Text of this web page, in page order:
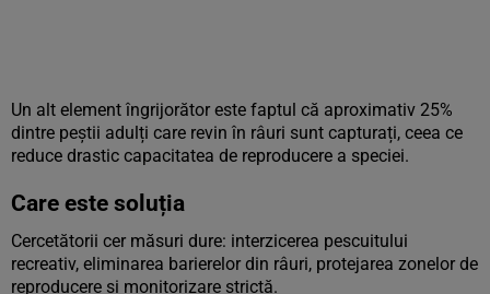
Un alt element îngrijorător este faptul că aproximativ 25%
dintre peștii adulți care revin în râuri sunt capturați, ceea ce
reduce drastic capacitatea de reproducere a speciei.
Care este soluția
Cercetătorii cer măsuri dure: interzicerea pescuitului
recreativ, eliminarea barierelor din râuri, protejarea zonelor de
reproducere și monitorizare strictă.